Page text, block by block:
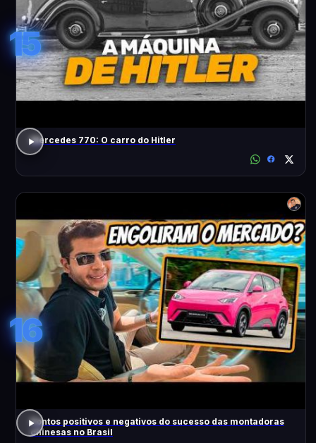
15
Mercedes 770: O carro do Hitler
16
Pontos positivos e negativos do sucesso das montadoras
chinesas no Brasil